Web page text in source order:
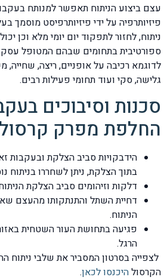
עצם ביצוע הניתוח תאפשר למנותח
פיזיותרפיה על ידי פיזיותרפיסט מוסמך
ניתוח, לחזור לתפקוד יום יומי מלא וכן
ספורטיבית בתחומים שבהם המטופל עסק
לדוגמא רכיבה על אופניים, ריצה, שחייה,
גלישה, סקי ועוד תחומי פעילות רבים.
סכנות וסיבוכים
החלפת מפרק קרסול
הידבקויות סביב הצלקת ובעקבות
בתוך הצלקת, ניתן לשחררו בניתוח
דלקות וזיהומים סביב הצלקת
דחיית השתל והתנתקותו מהעצם
הניתוח.
פגיעה בתחושת העור השטחית
הרגל.
לצפייה בסרטון המסביר את שלבי ניתוח
הקרסולהיכנסו לכאן.